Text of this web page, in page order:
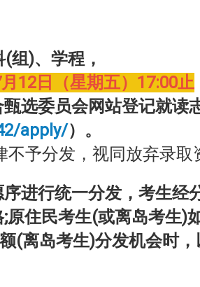
组)、学程，
12日（星期五）17:00止
选委员会网站登记就读
apply/）。
予分发，视同放弃录取
进行统一分发，考生经
住民考生(或离岛考生)
(离岛考生)分发机会时